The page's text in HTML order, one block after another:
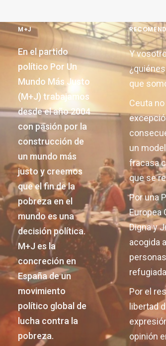
M+J
En el partido
político Por Un
Mundo Más Justo
(M+J) trabajamos
desde el año 2004
con pasión por la
construcción de
un mundo más
justo y creemos
que el fin de la
pobreza en el
mundo es una
decisión política.
M+J es la
concreción en
España de un
movimiento
político global de
lucha contra la
pobreza.
Y
que
Ceuta
un
fracasa
que se
Por una
Europea
Digna y
acogida
personas
Por el
libertad
opinión